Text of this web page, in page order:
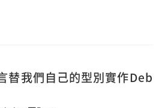
替我們自己的型別實作Deb